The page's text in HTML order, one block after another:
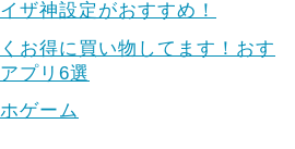
ザ神設定がおすすめ！
お得に買い物してます！おす
プリ6選
ゲーム